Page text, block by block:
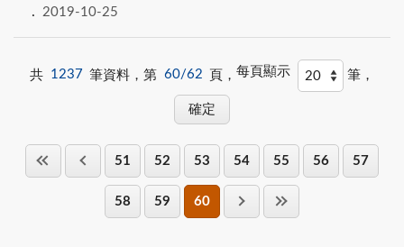
2019-10-25
共 1237 筆資料，第 60/62 頁， 每頁顯示 筆，
51 52 53 54 55 56 57
58 59 60